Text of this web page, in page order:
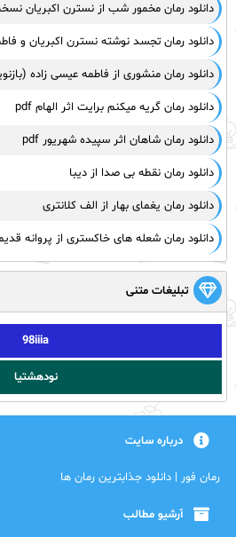
دانلود رمان مخمور شب از نسترن اکبریان
دانلود رمان تجسد نوشته نسترن اکبریان و
دانلود رمان منشوری از فاطمه عیسی زاده
دانلود رمان گریه میکنم برایت اثر الهام pdf
دانلود رمان شاهان اثر سپیده شهریور pdf
دانلود رمان نقطه بی صدا از دیبا
دانلود رمان یغمای بهار از الف کلانتری
دانلود رمان شعله های خاکستری از پروانه
تبلیغات متنی
98iiia
نودهشتیا
درباره سایت
رمان فور | دانلود جذابترین رمان ها
آرشیو مطالب